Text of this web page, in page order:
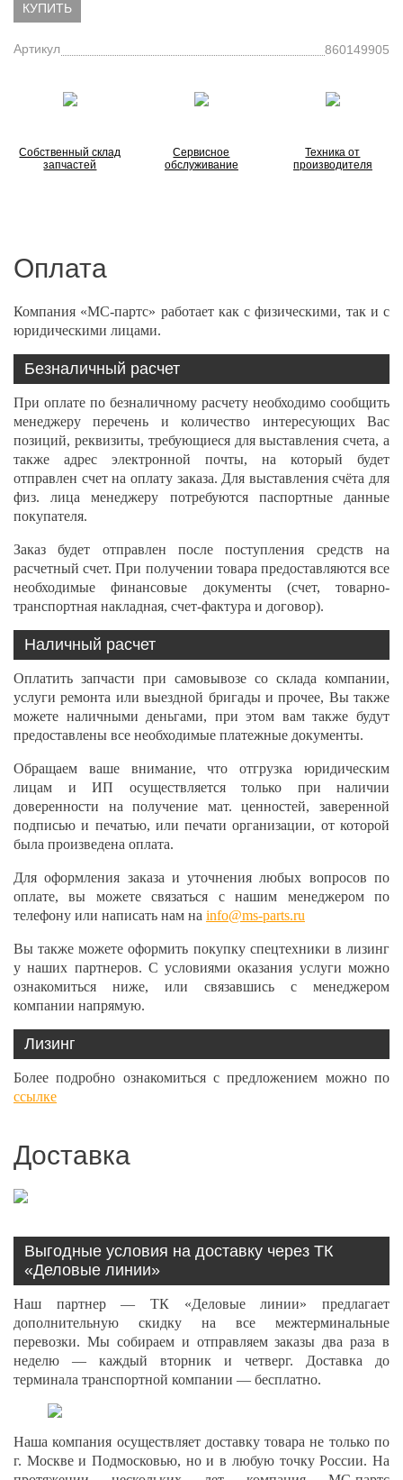
КУПИТЬ
Артикул 860149905
Собственный склад
запчастей
Сервисное
обслуживание
Техника от
производителя
Оплата
Компания «МС-партс» работает как с физическими, так и с
юридическими лицами.
Безналичный расчет
При оплате по безналичному расчету необходимо сообщить
менеджеру перечень и количество интересующих Вас
позиций, реквизиты, требующиеся для выставления счета, а
также адрес электронной почты, на который будет
отправлен счет на оплату заказа. Для выставления счёта для
физ. лица менеджеру потребуются паспортные данные
покупателя.
Заказ будет отправлен после поступления средств на
расчетный счет. При получении товара предоставляются все
необходимые финансовые документы (счет, товарно-
транспортная накладная, счет-фактура и договор).
Наличный расчет
Оплатить запчасти при самовывозе со склада компании,
услуги ремонта или выездной бригады и прочее, Вы также
можете наличными деньгами, при этом вам также будут
предоставлены все необходимые платежные документы.
Обращаем ваше внимание, что отгрузка юридическим
лицам и ИП осуществляется только при наличии
доверенности на получение мат. ценностей, заверенной
подписью и печатью, или печати организации, от которой
была произведена оплата.
Для оформления заказа и уточнения любых вопросов по
оплате, вы можете связаться с нашим менеджером по
телефону или написать нам на info@ms-parts.ru
Вы также можете оформить покупку спецтехники в лизинг
у наших партнеров. С условиями оказания услуги можно
ознакомиться ниже, или связавшись с менеджером
компании напрямую.
Лизинг
Более подробно ознакомиться с предложением можно по
ссылке
Доставка
Выгодные условия на доставку через ТК
«Деловые линии»
Наш партнер — ТК «Деловые линии» предлагает
дополнительную скидку на все межтерминальные
перевозки. Мы собираем и отправляем заказы два раза в
неделю — каждый вторник и четверг. Доставка до
терминала транспортной компании — бесплатно.
Наша компания осуществляет доставку товара не только по
г. Москве и Подмосковью, но и в любую точку России. На